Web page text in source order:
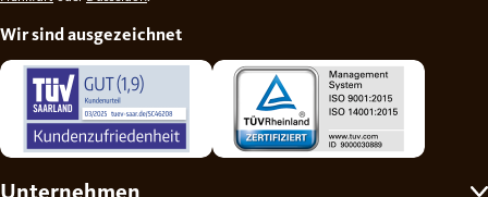
Wir sind ausgezeichnet
Unternehmen